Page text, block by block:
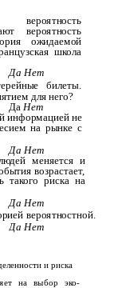
вероятность
ожидаемой
школа
Да Нет
билеты.
для него?
ДаНет
информацией не
на рынке с
Да Нет
меняется и
возрастает,
такого риска на
Да Нет
вероятностной.
Да Нет
и риска
на выбор эко­